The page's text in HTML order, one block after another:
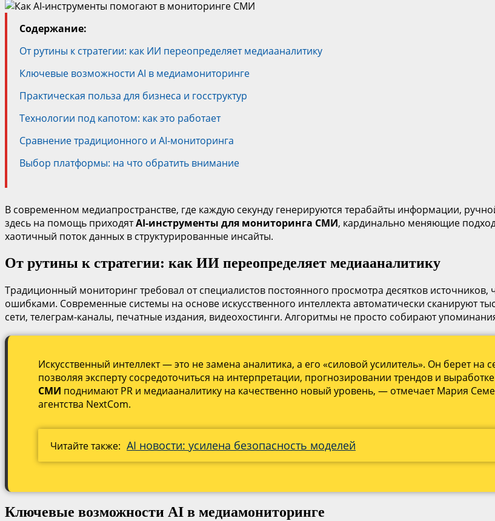
Содержание:
От рутины к стратегии: как ИИ переопределяет медиааналитику
Ключевые возможности AI в медиамониторинге
Практическая польза для бизнеса и госструктур
Технологии под капотом: как это работает
Сравнение традиционного и AI-мониторинга
Выбор платформы: на что обратить внимание
В современном медиапространстве, где каждую секунду генерируются терабайты информации,
здесь на помощь приходятAI-инструменты для мониторинга СМИ, кардинально меняющие
хаотичный поток данных в структурированные инсайты.
От рутины к стратегии: как ИИ переопределяет медиааналитику
Традиционный мониторинг требовал от специалистов постоянного просмотра десятков
ошибками. Современные системы на основе искусственного интеллекта автоматически сканируют
сети, телеграм-каналы, печатные издания, видеохостинги. Алгоритмы не просто собирают
Искусственный интеллект — это не замена аналитика, а его «силовой усилитель». Он берет
позволяя эксперту сосредоточиться на интерпретации, прогнозировании трендов и
СМИ поднимают PR и медиааналитику на качественно новый уровень, — отмечает Мария
агентства NextCom.
Читайте также: AI новости: усилена безопасность моделей
Ключевые возможности AI в медиамониторинге